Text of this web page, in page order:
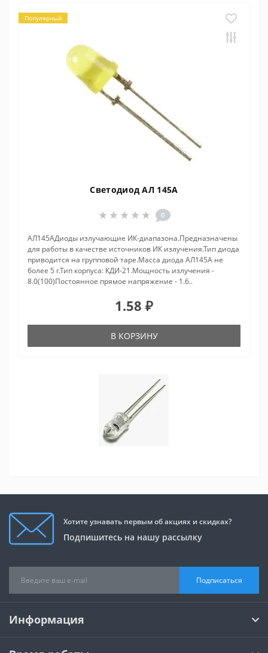
Популярный
Светодиод АЛ 145А
0
АЛ145АДиоды излучающие ИК-диапазона.Предназначены
для работы в качестве источников ИК излучения.Тип диода
приводится на групповой таре.Масса диода АЛ145А не
более 5 г.Тип корпуса: КДИ-21.Мощность излучения -
8.0(100)Постоянное прямое напряжение - 1.6..
1.58 ₽
В КОРЗИНУ
Хотите узнавать первым об акциях и скидках?
Подпишитесь на нашу рассылку
Подписаться
Информация